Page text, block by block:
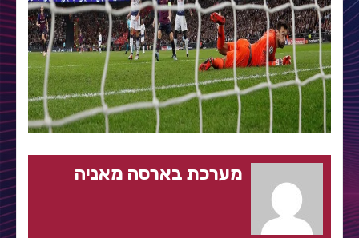
מערכת בארסה מאניה